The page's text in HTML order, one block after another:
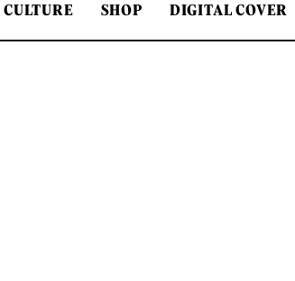
CULTURE SHOP DIGITAL COVER